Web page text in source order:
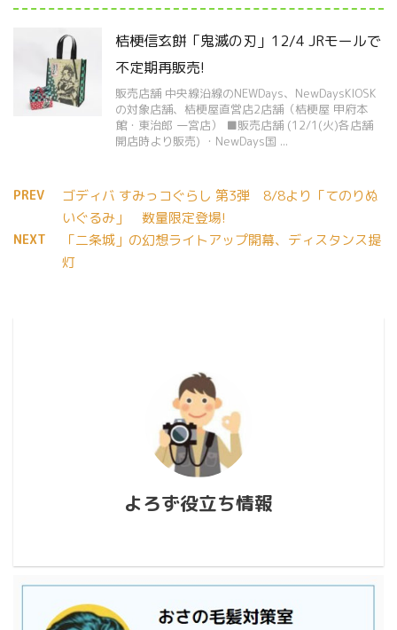
桔梗信玄餅「鬼滅の刃」12/4 JRモールで
不定期再販売!
販売店舗 中央線沿線のNEWDays、NewDaysKIOSK
の対象店舗、桔梗屋直営店2店舗（桔梗屋 甲府本
館・東治郎 一宮店） ■販売店舗 (12/1(火)各店舗
開店時より販売) ・NewDays国 ...
PREV
ゴディバ すみっコぐらし 第3弾 8/8より「てのりぬ
いぐるみ」 数量限定登場!
NEXT
「二条城」の幻想ライトアップ開幕、ディスタンス提
灯
よろず役立ち情報